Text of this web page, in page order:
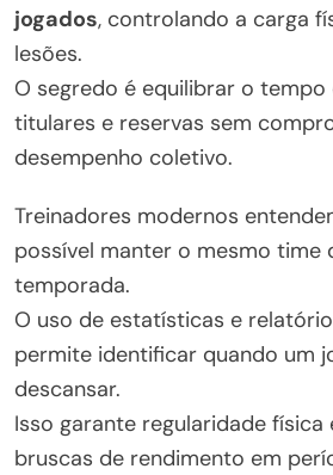
jogados, controlando a carga
lesões.
O segredo é equilibrar o
titulares e reservas sem
desempenho coletivo.
Treinadores modernos
possível manter o mesmo time
temporada.
O uso de estatísticas e
permite identificar quando um
descansar.
Isso garante regularidade física
bruscas de rendimento em